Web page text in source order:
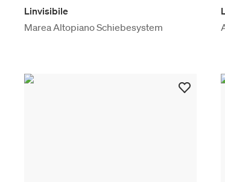
Linvisibile
Marea Altopiano Schiebesystem